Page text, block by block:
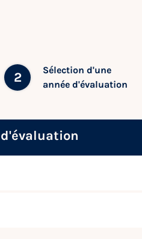
2
Sélection d'une
année d'évaluation